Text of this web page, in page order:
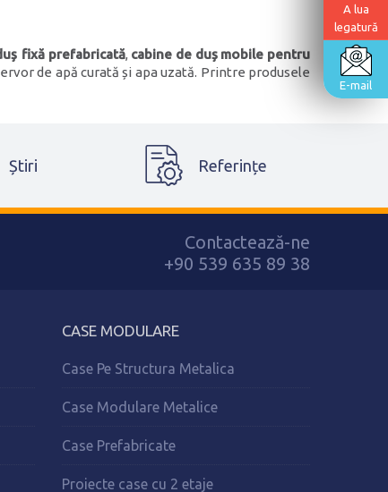
fixă ​​prefabricată, cabine de duș mobile pentru
de apă curată și apa uzată. Printre produsele
Știri Referințe
Contactează-ne
+90 539 635 89 38
CASE MODULARE
Case Pe Structura Metalica
Case Modulare Metalice
Case Prefabricate
Proiecte case cu 2 etaje
A lua
legatură
E-mail